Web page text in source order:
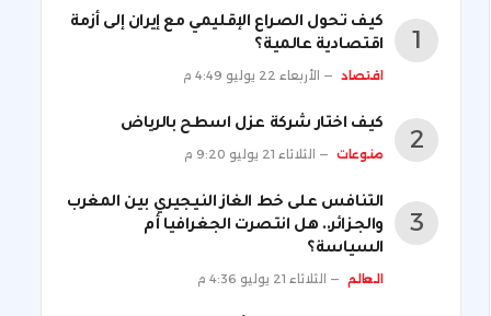
كيف تحول الصراع الإقليمي مع إيران إلى أزمة
اقتصادية عالمية؟
اقتصاد الأربعاء 22 يوليو 4:49 م
كيف اختار شركة عزل اسطح بالرياض
منوعات الثلاثاء 21 يوليو 9:20 م
التنافس على خط الغاز النيجيري بين المغرب
والجزائر.. هل انتصرت الجغرافيا أم
السياسة؟
العالم الثلاثاء 21 يوليو 4:36 م